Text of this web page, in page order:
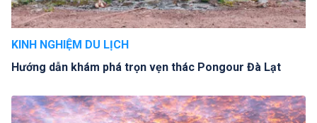
KINH NGHIỆM DU LỊCH
Hướng dẫn khám phá trọn vẹn thác Pongour Đà Lạt